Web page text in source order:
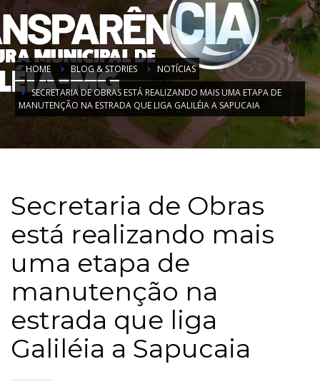
HOME BLOG & STORIES
NOTÍCIAS
SECRETARIA DE OBRAS ESTÁ REALIZANDO MAIS UMA ETAPA DE
MANUTENÇÃO NA ESTRADA QUE LIGA GALILÉIA A SAPUCAIA
Secretaria de Obras
está realizando mais
uma etapa de
manutenção na
estrada que liga
Galiléia a Sapucaia